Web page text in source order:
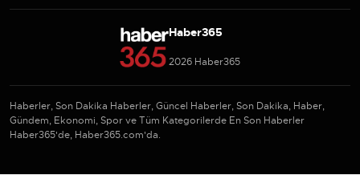
Haber365
2026 Haber365
Haberler, Son Dakika Haberler, Güncel Haberler, Son Dakika, Haber,
Gündem, Ekonomi, Spor ve Tüm Kategorilerde En Son Haberler
Haber365'de, Haber365.com'da.